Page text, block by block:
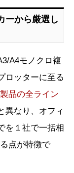
ーから厳選し
A4モノクロ複
ロッターに至る
品の全ライン
異なり、オフィ
を１社で一括相
点が特徴で